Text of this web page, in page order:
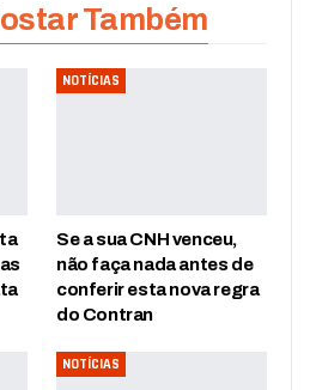
Também
NOTÍCIAS
Se a sua CNH venceu,
não faça nada antes de
conferir esta nova regra
do Contran
NOTÍCIAS